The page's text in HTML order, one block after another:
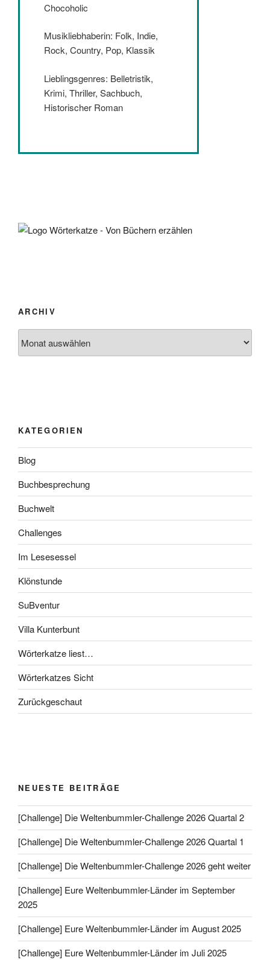
Chocoholic
Musikliebhaberin: Folk, Indie,
Rock, Country, Pop, Klassik
Lieblingsgenres: Belletristik,
Krimi, Thriller, Sachbuch,
Historischer Roman
ARCHIV
KATEGORIEN
Blog
Buchbesprechung
Buchwelt
Challenges
Im Lesesessel
Klönstunde
SuBventur
Villa Kunterbunt
Wörterkatze liest…
Wörterkatzes Sicht
Zurückgeschaut
NEUESTE BEITRÄGE
[Challenge] Die Weltenbummler-Challenge 2026 Quartal 2
[Challenge] Die Weltenbummler-Challenge 2026 Quartal 1
[Challenge] Die Weltenbummler-Challenge 2026 geht weiter
[Challenge] Eure Weltenbummler-Länder im September
2025
[Challenge] Eure Weltenbummler-Länder im August 2025
[Challenge] Eure Weltenbummler-Länder im Juli 2025